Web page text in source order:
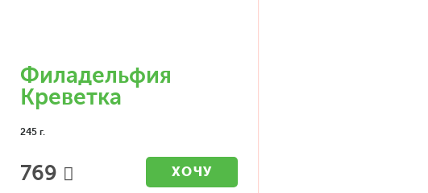
Филадельфия
Креветка
245 г.
769 ХОЧУ